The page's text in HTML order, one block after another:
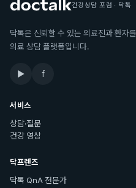
건강상담 포럼 · 닥톡
닥톡은 신뢰할 수 있는 의료진과 환자
의료 상담 플랫폼입니다.
▶ f
서비스
상담·질문
건강 영상
닥프렌즈
닥톡 QnA 전문가